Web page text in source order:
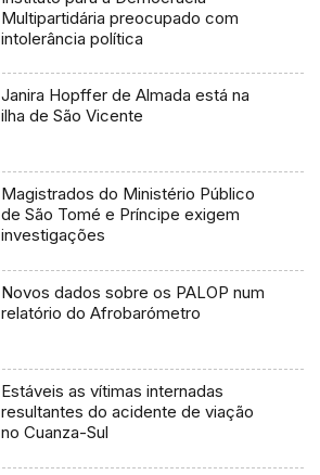
Multipartidária preocupado com
intolerância política
Janira Hopffer de Almada está na
ilha de São Vicente
Magistrados do Ministério Público
de São Tomé e Príncipe exigem
investigações
Novos dados sobre os PALOP num
relatório do Afrobarómetro
Estáveis as vítimas internadas
resultantes do acidente de viação
no Cuanza-Sul